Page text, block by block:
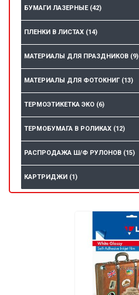
БУМАГИ ЛАЗЕРНЫЕ (42)
ПЛЕНКИ В ЛИСТАХ (14)
МАТЕРИАЛЫ ДЛЯ ПРАЗДНИКОВ (9)
МАТЕРИАЛЫ ДЛЯ ФОТОКНИГ (13)
ТЕРМОЭТИКЕТКА ЭКО (6)
ТЕРМОБУМАГА В РОЛИКАХ (12)
РАСПРОДАЖА Ш/Ф РУЛОНОВ (15)
КАРТРИДЖИ (1)